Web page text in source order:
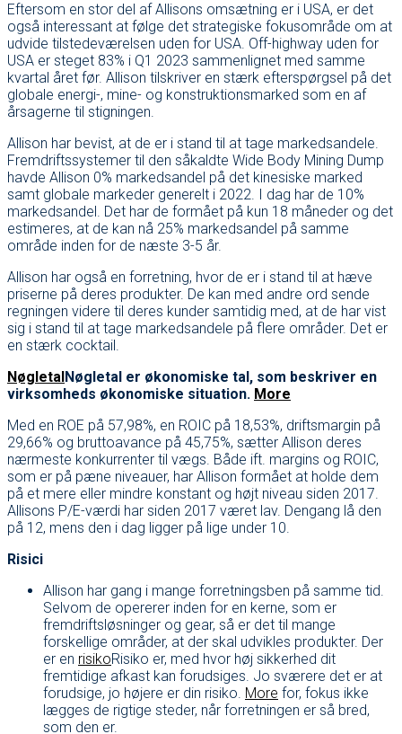
Eftersom en stor del af Allisons omsætning er i USA, er det
også interessant at følge det strategiske fokusområde om at
udvide tilstedeværelsen uden for USA. Off-highway uden for
USA er steget 83% i Q1 2023 sammenlignet med samme
kvartal året før. Allison tilskriver en stærk efterspørgsel på det
globale energi-, mine- og konstruktionsmarked som en af
årsagerne til stigningen.
Allison har bevist, at de er i stand til at tage markedsandele.
Fremdriftssystemer til den såkaldte Wide Body Mining Dump
havde Allison 0% markedsandel på det kinesiske marked
samt globale markeder generelt i 2022. I dag har de 10%
markedsandel. Det har de formået på kun 18 måneder og det
estimeres, at de kan nå 25% markedsandel på samme
område inden for de næste 3-5 år.
Allison har også en forretning, hvor de er i stand til at hæve
priserne på deres produkter. De kan med andre ord sende
regningen videre til deres kunder samtidig med, at de har vist
sig i stand til at tage markedsandele på flere områder. Det er
en stærk cocktail.
NøgletalNøgletal er økonomiske tal, som beskriver en
virksomheds økonomiske situation. More
Med en ROE på 57,98%, en ROIC på 18,53%, driftsmargin på
29,66% og bruttoavance på 45,75%, sætter Allison deres
nærmeste konkurrenter til vægs. Både ift. margins og ROIC,
som er på pæne niveauer, har Allison formået at holde dem
på et mere eller mindre konstant og højt niveau siden 2017.
Allisons P/E-værdi har siden 2017 været lav. Dengang lå den
på 12, mens den i dag ligger på lige under 10.
Risici
Allison har gang i mange forretningsben på samme tid.
Selvom de opererer inden for en kerne, som er
fremdriftsløsninger og gear, så er det til mange
forskellige områder, at der skal udvikles produkter. Der
er en risikoRisiko er, med hvor høj sikkerhed dit
fremtidige afkast kan forudsiges. Jo sværere det er at
forudsige, jo højere er din risiko. More for, fokus ikke
lægges de rigtige steder, når forretningen er så bred,
som den er.